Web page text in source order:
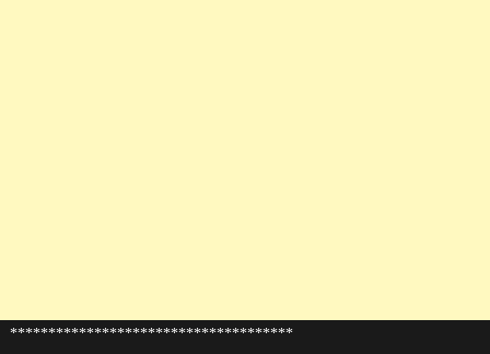
*************************************